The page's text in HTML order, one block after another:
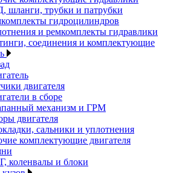
шланги, трубки и патрубки
гидроцилиндров
и ремкомплекты гидравлики
соединения и комплектующие
двигателя
в сборе
механизм и ГРМ
двигателя
сальники и уплотнения
комплектующие двигателя
коленвалы и блоки